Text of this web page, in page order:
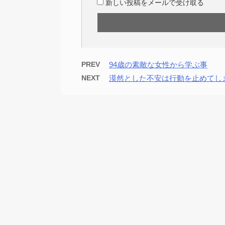
新しい投稿をメールで受け取る
PREV 94歳の素敵な女性から学ぶ事
NEXT 漠然とした不安は行動を止めてし